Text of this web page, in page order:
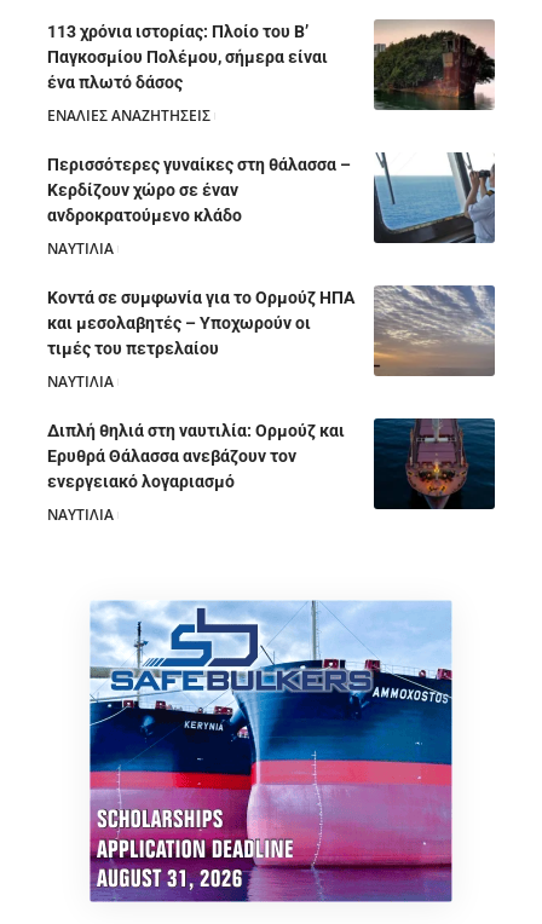
113 χρόνια ιστορίας: Πλοίο του Β’
Παγκοσμίου Πολέμου, σήμερα είναι
ένα πλωτό δάσος
ΕΝΑΛΙΕΣ ΑΝΑΖΗΤΗΣΕΙΣ
Περισσότερες γυναίκες στη θάλασσα –
Κερδίζουν χώρο σε έναν
ανδροκρατούμενο κλάδο
ΝΑΥΤΙΛΙΑ
Κοντά σε συμφωνία για το Ορμούζ ΗΠΑ
και μεσολαβητές – Υποχωρούν οι
τιμές του πετρελαίου
ΝΑΥΤΙΛΙΑ
Διπλή θηλιά στη ναυτιλία: Ορμούζ και
Ερυθρά Θάλασσα ανεβάζουν τον
ενεργειακό λογαριασμό
ΝΑΥΤΙΛΙΑ